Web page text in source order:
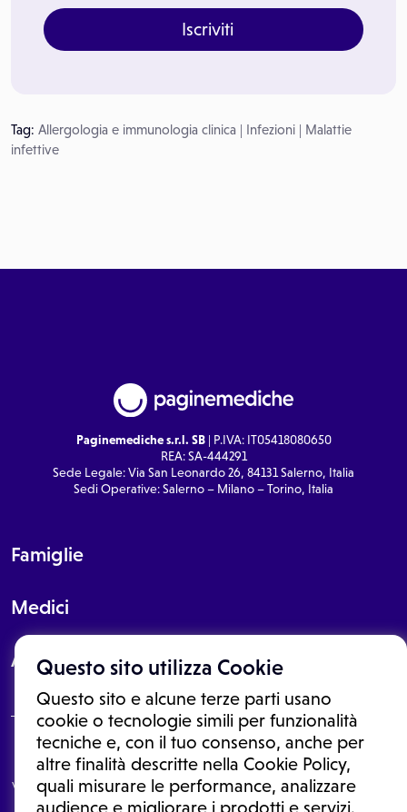
Questo sito utilizza Cookie
Questo sito e alcune terze parti usano
cookie o tecnologie simili per funzionalità
tecniche e, con il tuo consenso, anche per
altre finalità descritte nella Cookie Policy,
quali misurare le performance, analizzare
audience e migliorare i prodotti e servizi.
Iscriviti
Tag: Allergologia e immunologia clinica | Infezioni | Malattie
infettive
Paginemediche s.r.l. SB| P.IVA: IT05418080650
REA: SA-444291
Sede Legale: Via San Leonardo 26, 84131 Salerno, Italia
Sedi Operative: Salerno – Milano – Torino, Italia
Famiglie
Medici
About
Le informazioni proposte in questo sito non sono un consulto medico.
In nessun caso, queste informazioni sostituiscono un consulto, una
visita o una diagnosi formulata dal medico. Non si devono considerare
le informazioni disponibili come suggerimenti per la formulazione di